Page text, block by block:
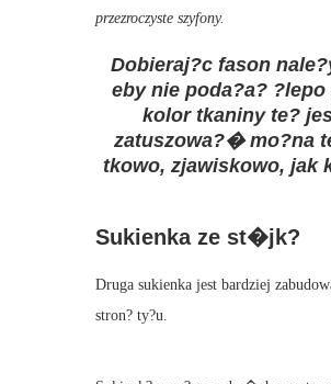
przezroczyste szyfony.
Dobieraj?c fason
eby nie poda?a?
kolor tkaniny te?
zatuszowa?� mo?na
tkowo, zjawiskowo, jak
Sukienka ze st�jk?
Druga sukienka jest bardziej
stron? ty?u.